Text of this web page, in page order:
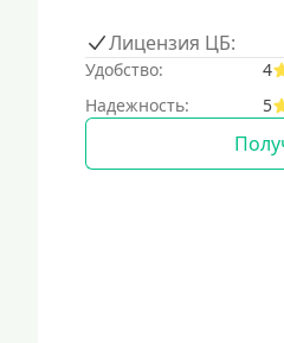
Лицензия ЦБ:
Удобство: 4
Надежность:
5